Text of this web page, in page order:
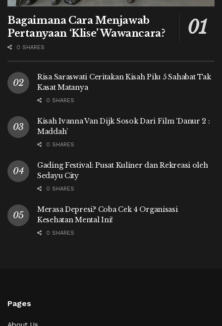
Bagaimana Cara Menjawab
Pertanyaan ‘Klise’ Wawancara?
0 SHARES
Risa Saraswati Ceritakan Kisah Pilu 5 Sahabat Tak
Kasat Matanya
0 SHARES
Kisah Ivanna Van Dijk Sosok Dari Film ‘Danur 2 :
Maddah’
0 SHARES
Gading Festival: Pusat Kuliner dan Rekreasi oleh
Sedayu City
0 SHARES
Merasa Depresi? Coba Cek 4 Organisasi
Kesehatan Mental Ini!
0 SHARES
Pages